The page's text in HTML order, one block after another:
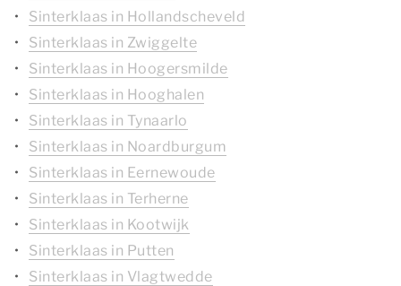
Sinterklaas in Hollandscheveld
Sinterklaas in Zwiggelte
Sinterklaas in Hoogersmilde
Sinterklaas in Hooghalen
Sinterklaas in Tynaarlo
Sinterklaas in Noardburgum
Sinterklaas in Eernewoude
Sinterklaas in Terherne
Sinterklaas in Kootwijk
Sinterklaas in Putten
Sinterklaas in Vlagtwedde